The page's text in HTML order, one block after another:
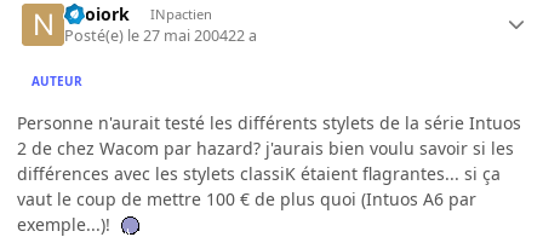
neoiork INpactien
Posté(e) le 27 mai 200422 a
AUTEUR
Personne n'aurait testé les différents stylets de la série Intuos
2 de chez Wacom par hazard? j'aurais bien voulu savoir si les
différences avec les stylets classiK étaient flagrantes... si ça
vaut le coup de mettre 100 € de plus quoi (Intuos A6 par
exemple...)!